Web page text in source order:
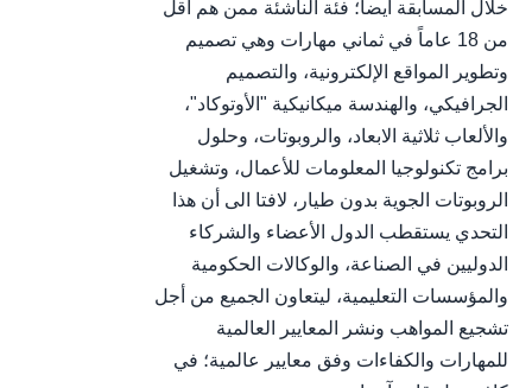
خلال المسابقة أيضاً؛ فئة الناشئة ممن هم أقل
من 18 عاماً في ثماني مهارات وهي تصميم
وتطوير المواقع الإلكترونية، والتصميم
الجرافيكي، والهندسة ميكانيكية "الأوتوكاد"،
والألعاب ثلاثية الابعاد، والروبوتات، وحلول
برامج تكنولوجيا المعلومات للأعمال، وتشغيل
الروبوتات الجوية بدون طيار، لافتا الى أن هذا
التحدي يستقطب الدول الأعضاء والشركاء
الدوليين في الصناعة، والوكالات الحكومية
والمؤسسات التعليمية، ليتعاون الجميع من أجل
تشجيع المواهب ونشر المعايير العالمية
للمهارات والكفاءات وفق معايير عالمية؛ في